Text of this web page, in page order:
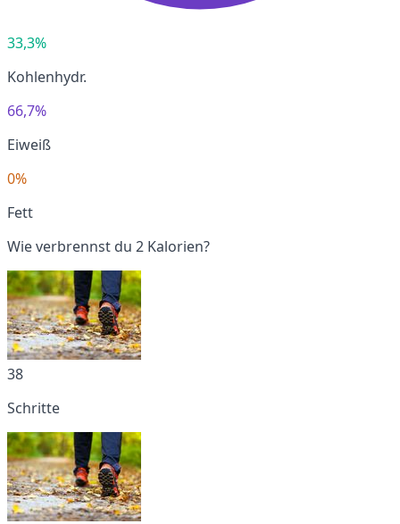
33,3%
Kohlenhydr.
66,7%
Eiweiß
0%
Fett
Wie verbrennst du 2 Kalorien?
38
Schritte